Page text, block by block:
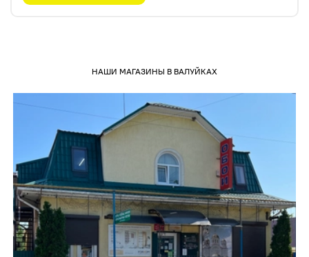
НАШИ МАГАЗИНЫ В ВАЛУЙКАХ